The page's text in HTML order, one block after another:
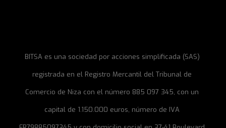
BITSA es una sociedad por acciones simplificada (SAS)
registrada en el Registro Mercantil del Tribunal de
Comercio de Niza con el número 885 097 345, con un
capital de 1.150.000 euros, número de IVA